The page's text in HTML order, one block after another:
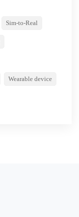
Sim-to-Real
Wearable device